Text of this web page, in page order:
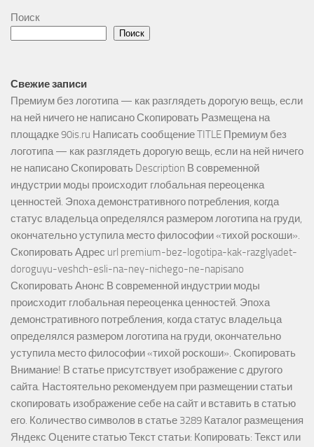
Поиск
Поиск
Свежие записи
Премиум без логотипа — как разглядеть дорогую вещь, если
на ней ничего не написано Скопировать Размещена на
площадке 90is.ru Написать сообщение TITLE Премиум без
логотипа — как разглядеть дорогую вещь, если на ней ничего
не написано Скопировать Description В современной
индустрии моды происходит глобальная переоценка
ценностей. Эпоха демонстративного потребления, когда
статус владельца определялся размером логотипа на груди,
окончательно уступила место философии «тихой роскоши».
Скопировать Адрес url premium-bez-logotipa-kak-razglyadet-
doroguyu-veshch-esli-na-ney-nichego-ne-napisano
Скопировать Анонс В современной индустрии моды
происходит глобальная переоценка ценностей. Эпоха
демонстративного потребления, когда статус владельца
определялся размером логотипа на груди, окончательно
уступила место философии «тихой роскоши». Скопировать
Внимание! В статье присутствует изображение с другого
сайта. Настоятельно рекомендуем при размещении статьи
скопировать изображение себе на сайт и вставить в статью
его. Количество символов в статье 3289 Каталог размещения
Яндекс Оцените статью Текст статьи: Копировать: Текст или